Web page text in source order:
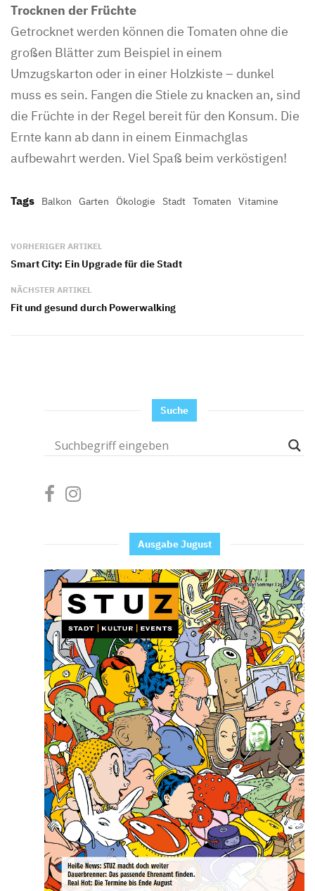
Trocknen der Früchte
Getrocknet werden können die Tomaten ohne die
großen Blätter zum Beispiel in einem
Umzugskarton oder in einer Holzkiste – dunkel
muss es sein. Fangen die Stiele zu knacken an, sind
die Früchte in der Regel bereit für den Konsum. Die
Ernte kann ab dann in einem Einmachglas
aufbewahrt werden. Viel Spaß beim verköstigen!
Tags Balkon Garten Ökologie Stadt Tomaten Vitamine
VORHERIGER ARTIKEL
Smart City: Ein Upgrade für die Stadt
NÄCHSTER ARTIKEL
Fit und gesund durch Powerwalking
Suche
Ausgabe Jugust